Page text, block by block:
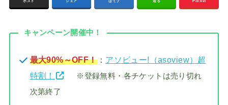
ポスト シェア はてブ 送る Pocket
キャンペーン開催中！
最大90%～OFF！： アソビュー!（asoview）超
特割！
※登録無料・各チケットは売り切れ
次第終了